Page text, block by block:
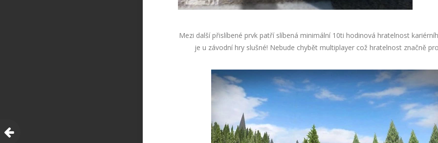
Mezi další přislíbené prvk patří slíbená minimální 10ti hodinová hratelnost
je u závodní hry slušné! Nebude chybět multiplayer což hratelnost značně